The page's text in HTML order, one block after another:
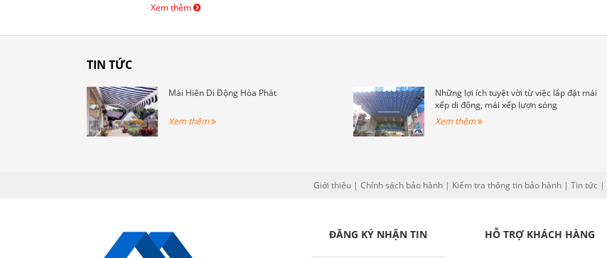
Xem thêm
TIN TỨC
Mái Hiên Di Động Hòa Phát
Xem thêm
Những lợi ích tuyệt vời từ việc lắp đặt mái
xếp di động, mái xếp lượn sóng
Xem thêm
Giới thiệu| Chính sách bảo hành| Kiểm tra thông tin bảo hành| Tin tức |
ĐĂNG KÝ NHẬN TIN HỖ TRỢ KHÁCH HÀNG